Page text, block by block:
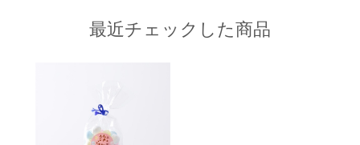
最近チェックした商品